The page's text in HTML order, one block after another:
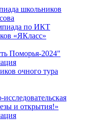
школьников
по ИКТ
«ЯКласс»
Поморья-2024"
очного тура
и открытия!»